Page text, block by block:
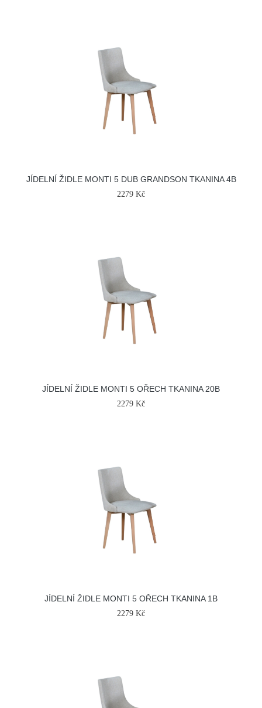
JÍDELNÍ ŽIDLE MONTI 5 DUB GRANDSON TKANINA 4B
2279 Kč
JÍDELNÍ ŽIDLE MONTI 5 OŘECH TKANINA 20B
2279 Kč
JÍDELNÍ ŽIDLE MONTI 5 OŘECH TKANINA 1B
2279 Kč